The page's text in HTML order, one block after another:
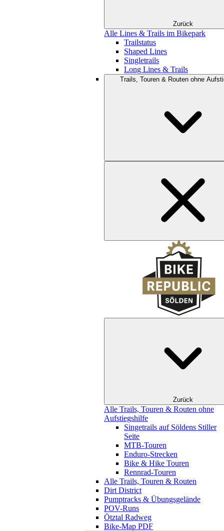
Zurück
Alle Lines & Trails im Bikepark
Trailstatus
Shaped Lines
Singletrails
Long Lines & Trails
Trails, Touren & Routen ohne
Zurück
Alle Trails, Touren & Routen ohne
Aufstiegshilfe
Singetrails auf Söldens Stiller
Seite
MTB-Touren
Enduro-Strecken
Bike & Hike Touren
Rennrad-Touren
Alle Trails, Touren & Routen
Dirt District
Pumptracks & Übungsgelände
POV-Runs
Ötztal Radweg
Bike-Map PDF